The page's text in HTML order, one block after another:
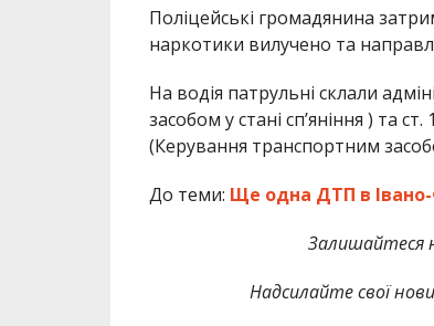
Поліцейські громадянина
наркотики вилучено та
На водія патрульні склали
засобом у стані сп’яніння ) та ст.
(Керування транспортним
До теми: Ще одна ДТП в Івано-
Залишайтеся
Надсилайте свої